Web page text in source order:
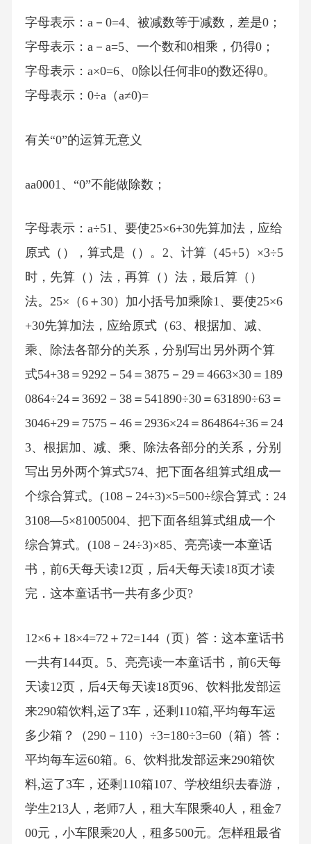
字母表示：a－0=4、被减数等于减数，差是0；
字母表示：a－a=5、一个数和0相乘，仍得0；
字母表示：a×0=6、0除以任何非0的数还得0。
字母表示：0÷a（a≠0)=
有关“0”的运算无意义
aa0001、“0”不能做除数；
字母表示：a÷51、要使25×6+30先算加法，应给
原式（），算式是（）。2、计算（45+5）×3÷5
时，先算（）法，再算（）法，最后算（）
法。25×（6＋30）加小括号加乘除1、要使25×6
+30先算加法，应给原式（63、根据加、减、
乘、除法各部分的关系，分别写出另外两个算
式54+38＝9292－54＝3875－29＝4663×30＝189
0864÷24＝3692－38＝541890÷30＝631890÷63＝
3046+29＝7575－46＝2936×24＝864864÷36＝24
3、根据加、减、乘、除法各部分的关系，分别
写出另外两个算式574、把下面各组算式组成一
个综合算式。(108－24÷3)×5=500÷综合算式：24
3108—5×81005004、把下面各组算式组成一个
综合算式。(108－24÷3)×85、亮亮读一本童话
书，前6天每天读12页，后4天每天读18页才读
完．这本童话书一共有多少页?
12×6＋18×4=72＋72=144（页）答：这本童话书
一共有144页。5、亮亮读一本童话书，前6天每
天读12页，后4天每天读18页96、饮料批发部运
来290箱饮料,运了3车，还剩110箱,平均每车运
多少箱？（290－110）÷3=180÷3=60（箱）答：
平均每车运60箱。6、饮料批发部运来290箱饮
料,运了3车，还剩110箱107、学校组织去春游，
学生213人，老师7人，租大车限乘40人，租金7
00元，小车限乘20人，租多500元。怎样租最省